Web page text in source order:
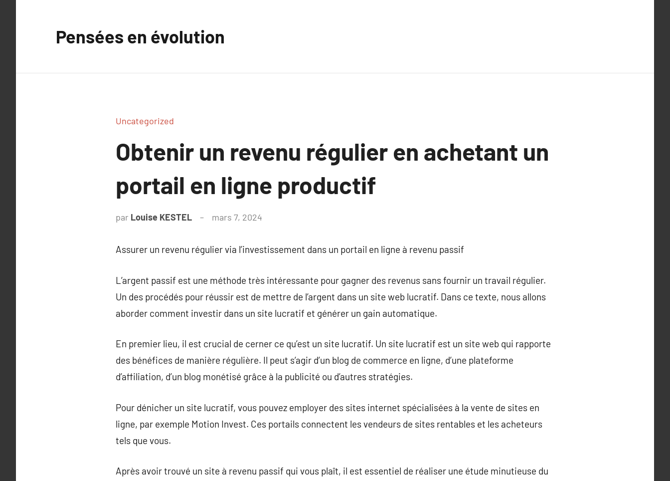
Pensées en évolution
Uncategorized
Obtenir un revenu régulier en achetant un
portail en ligne productif
par Louise KESTEL mars 7, 2024
Assurer un revenu régulier via l’investissement dans un portail en ligne à revenu passif
L’argent passif est une méthode très intéressante pour gagner des revenus sans fournir un travail régulier.
Un des procédés pour réussir est de mettre de l’argent dans un site web lucratif. Dans ce texte, nous allons
aborder comment investir dans un site lucratif et générer un gain automatique.
En premier lieu, il est crucial de cerner ce qu’est un site lucratif. Un site lucratif est un site web qui rapporte
des bénéfices de manière régulière. Il peut s’agir d’un blog de commerce en ligne, d’une plateforme
d’affiliation, d’un blog monétisé grâce à la publicité ou d’autres stratégies.
Pour dénicher un site lucratif, vous pouvez employer des sites internet spécialisées à la vente de sites en
ligne, par exemple Motion Invest. Ces portails connectent les vendeurs de sites rentables et les acheteurs
tels que vous.
Après avoir trouvé un site à revenu passif qui vous plaît, il est essentiel de réaliser une étude minutieuse du